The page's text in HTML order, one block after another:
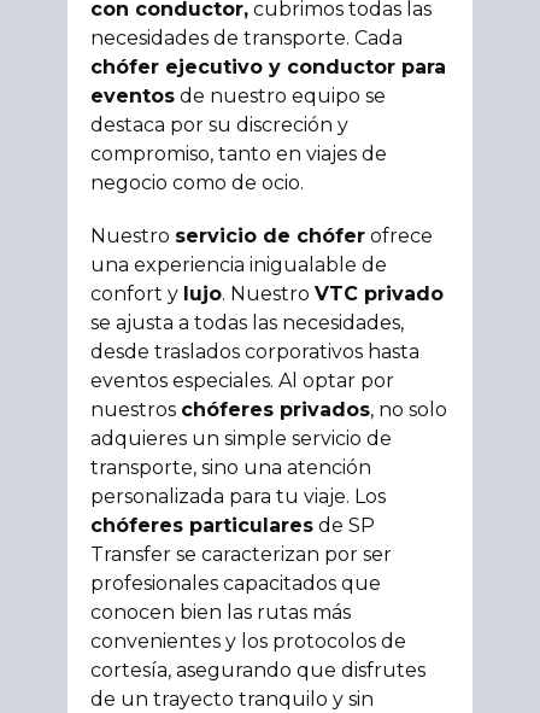
con conductor, cubrimos todas las
necesidades de transporte. Cada
chófer ejecutivo y conductor para
eventos de nuestro equipo se
destaca por su discreción y
compromiso, tanto en viajes de
negocio como de ocio.
Nuestro servicio de chófer ofrece
una experiencia inigualable de
confort y lujo. NuestroVTC privado
se ajusta a todas las necesidades,
desde traslados corporativos hasta
eventos especiales. Al optar por
nuestros chóferes privados, no solo
adquieres un simple servicio de
transporte, sino una atención
personalizada para tu viaje. Los
chóferes particulares de SP
Transfer se caracterizan por ser
profesionales capacitados que
conocen bien las rutas más
convenientes y los protocolos de
cortesía, asegurando que disfrutes
de un trayecto tranquilo y sin